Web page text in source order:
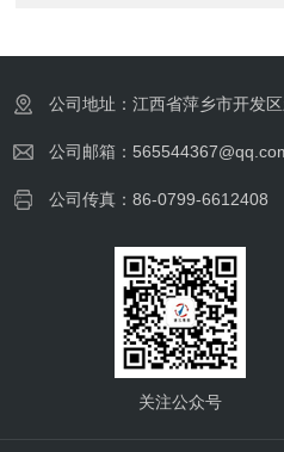
公司地址：江西省萍乡市开发
公司邮箱：
公司传真：86-0799-6612408
关注公众号